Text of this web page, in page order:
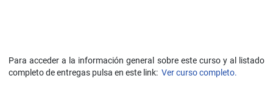
Para acceder a la información general sobre este curso y al listado
completo de entregas pulsa en este link: Ver curso completo.